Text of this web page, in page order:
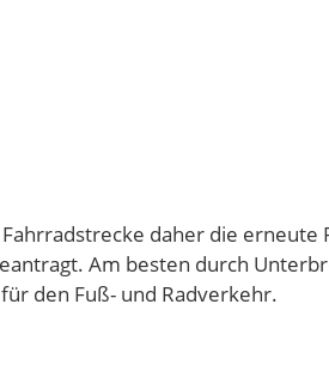
daher die erneute
Am besten durch
den Fuß- und Radverkehr.